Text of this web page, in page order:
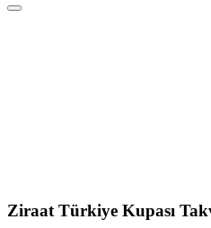
Ziraat Türkiye Kupası